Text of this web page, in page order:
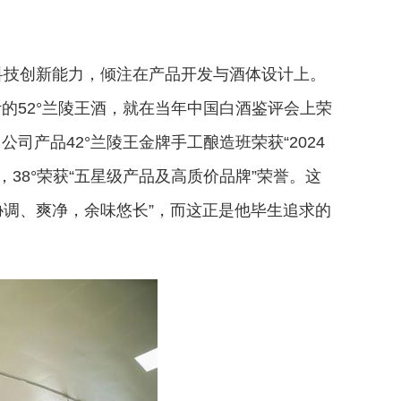
创新能力，倾注在产品开发与酒体设计上。
52°兰陵王酒，就在当年中国白酒鉴评会上荣
司产品42°兰陵王金牌手工酿造班荣获“2024
荣获“五星级产品及高质价品牌”荣誉。这
、爽净，余味悠长”，而这正是他毕生追求的